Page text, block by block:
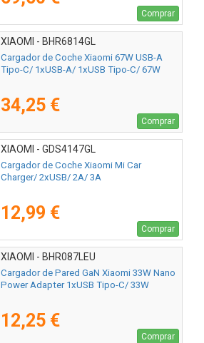
Comprar
XIAOMI - BHR6814GL
Cargador de Coche Xiaomi 67W USB-A
Tipo-C/ 1xUSB-A/ 1xUSB Tipo-C/ 67W
34,25 €
Comprar
XIAOMI - GDS4147GL
Cargador de Coche Xiaomi Mi Car
Charger/ 2xUSB/ 2A/ 3A
12,99 €
Comprar
XIAOMI - BHR087LEU
Cargador de Pared GaN Xiaomi 33W Nano
Power Adapter 1xUSB Tipo-C/ 33W
12,25 €
Comprar